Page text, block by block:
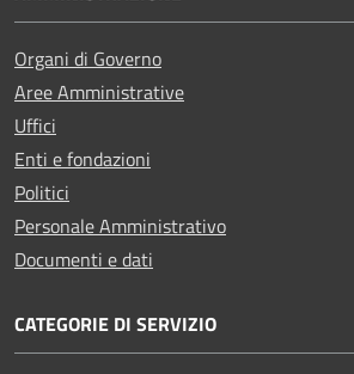
Organi di Governo
Aree Amministrative
Uffici
Enti e fondazioni
Politici
Personale Amministrativo
Documenti e dati
CATEGORIE DI SERVIZIO